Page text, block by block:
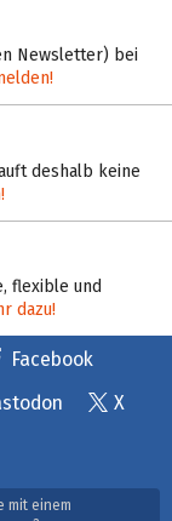
Newsletter) bei
deshalb keine
flexible und
dazu!
Facebook
X
mit einem